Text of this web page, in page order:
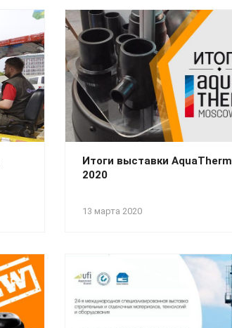
13 марта 2020
Итоги выставки AquaTherm
2020